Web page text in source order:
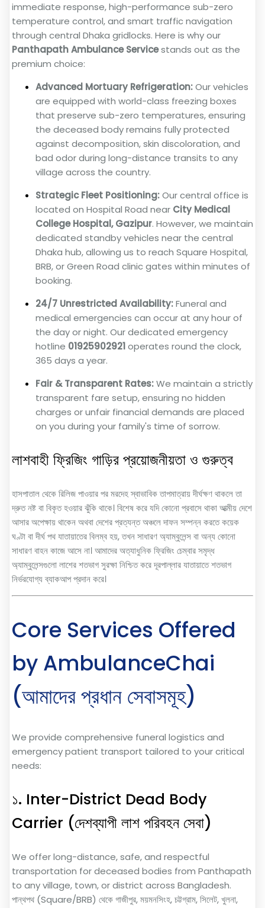
immediate response, high-performance sub-zero
temperature control, and smart traffic navigation
through central Dhaka gridlocks. Here is why our
Panthapath Ambulance Servicestands out as the
premium choice:
Advanced Mortuary Refrigeration:Our vehicles
are equipped with world-class freezing boxes
that preserve sub-zero temperatures, ensuring
the deceased body remains fully protected
against decomposition, skin discoloration, and
bad odor during long-distance transits to any
village across the country.
Strategic Fleet Positioning:Our central office is
located on Hospital Road near City Medical
College Hospital, Gazipur. However, we maintain
dedicated standby vehicles near the central
Dhaka hub, allowing us to reach Square Hospital,
BRB, or Green Road clinic gates within minutes of
booking.
24/7 Unrestricted Availability:Funeral and
medical emergencies can occur at any hour of
the day or night. Our dedicated emergency
hotline 01925902921operates round the clock,
365 days a year.
Fair & Transparent Rates:We maintain a strictly
transparent fare setup, ensuring no hidden
charges or unfair financial demands are placed
on you during your family's time of sorrow.
লাশবাহী ফ্রিজিং গাড়ির প্রয়োজনীয়তা ও গুরুত্ব
হাসপাতাল থেকে রিলিজ পাওয়ার পর মরদেহ স্বাভাবিক তাপমাত্রায় দীর্ঘক্ষণ থাকলে তা
দ্রুত নষ্ট বা বিকৃত হওয়ার ঝুঁকি থাকে। বিশেষ করে যদি কোনো প্রবাসে থাকা আত্মীয় দেশে
আসার অপেক্ষায় থাকেন অথবা দেশের প্রত্যন্ত অঞ্চলে দাফন সম্পন্ন করতে কয়েক
ঘণ্টা বা দীর্ঘ পথ যাতায়াতের বিলম্ব হয়, তখন সাধারণ অ্যাম্বুলেন্স বা অন্য কোনো
সাধারণ বাহন কাজে আসে না। আমাদের অত্যাধুনিক ফ্রিজিং চেম্বার সমৃদ্ধ
অ্যাম্বুলেন্সগুলো লাশের শতভাগ সুরক্ষা নিশ্চিত করে দূরপাল্লার যাতায়াতে শতভাগ
নির্ভরযোগ্য ব্যাকআপ প্রদান করে।
Core Services Offered
by AmbulanceChai
(আমাদের প্রধান সেবাসমূহ)
We provide comprehensive funeral logistics and
emergency patient transport tailored to your critical
needs:
১. Inter-District Dead Body
Carrier (দেশব্যাপী লাশ পরিবহন সেবা)
We offer long-distance, safe, and respectful
transportation for deceased bodies from Panthapath
to any village, town, or district across Bangladesh.
পান্থপথ (Square/BRB) থেকে গাজীপুর, ময়মনসিংহ, চট্টগ্রাম, সিলেট, খুলনা,